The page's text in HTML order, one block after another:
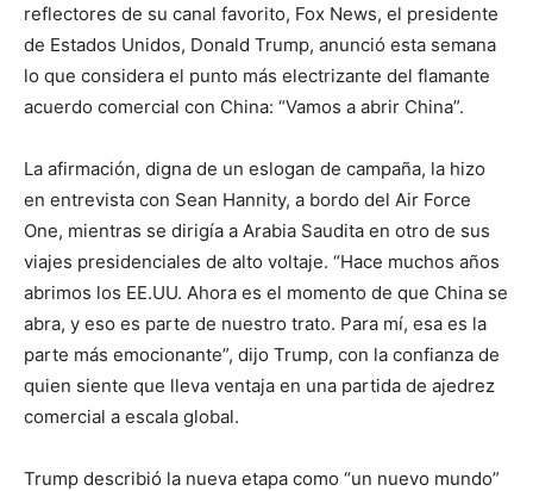
reflectores de su canal favorito, Fox News, el presidente
de Estados Unidos, Donald Trump, anunció esta semana
lo que considera el punto más electrizante del flamante
acuerdo comercial con China: “Vamos a abrir China”.
La afirmación, digna de un eslogan de campaña, la hizo
en entrevista con Sean Hannity, a bordo del Air Force
One, mientras se dirigía a Arabia Saudita en otro de sus
viajes presidenciales de alto voltaje. “Hace muchos años
abrimos los EE.UU. Ahora es el momento de que China se
abra, y eso es parte de nuestro trato. Para mí, esa es la
parte más emocionante”, dijo Trump, con la confianza de
quien siente que lleva ventaja en una partida de ajedrez
comercial a escala global.
Trump describió la nueva etapa como “un nuevo mundo”